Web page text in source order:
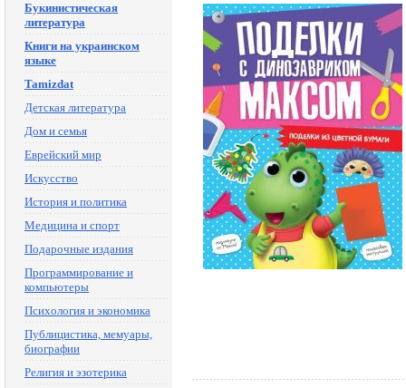
Букинистическая
литература
Книги на украинском
языке
Tamizdat
Детская литература
Дом и семья
Еврейский мир
Искусство
История и политика
Медицина и спорт
Подарочные издания
Программирование и
компьютеры
Психология и экономика
Публицистика, мемуары,
биографии
Религия и эзотерика